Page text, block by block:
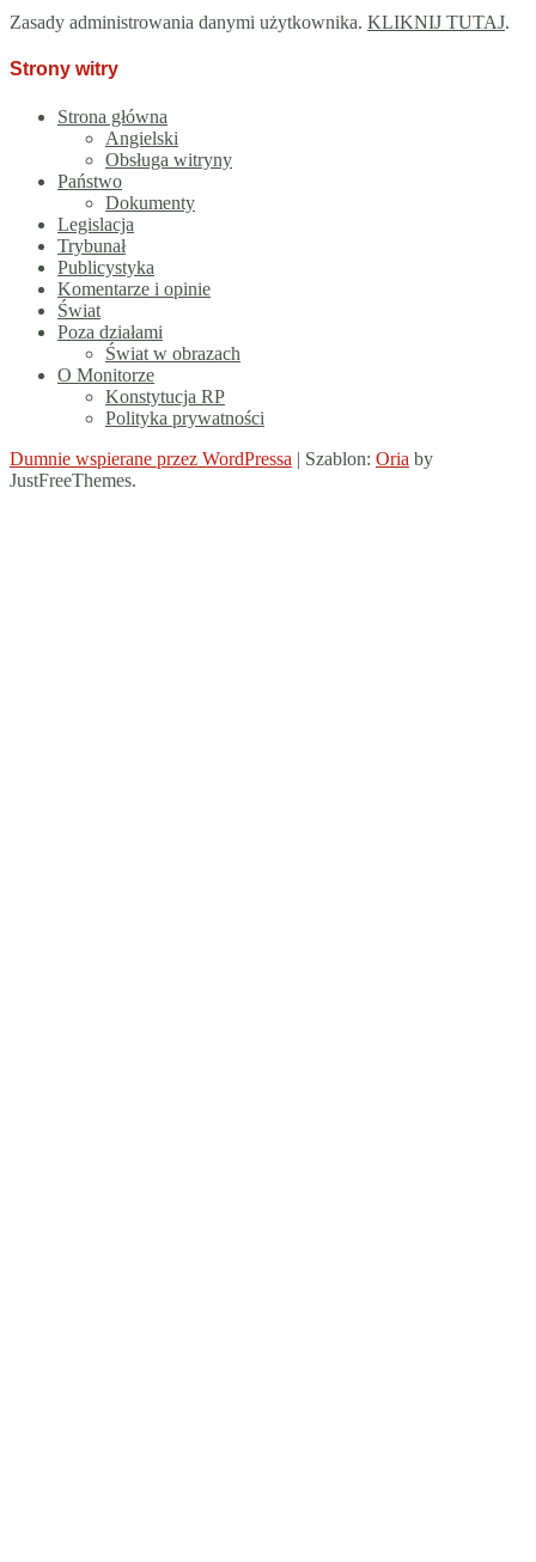
Zasady administrowania danymi użytkownika. KLIKNIJ TUTAJ.
Strony witry
Strona główna
Angielski
Obsługa witryny
Państwo
Dokumenty
Legislacja
Trybunał
Publicystyka
Komentarze i opinie
Świat
Poza działami
Świat w obrazach
O Monitorze
Konstytucja RP
Polityka prywatności
Dumnie wspierane przez WordPressa | Szablon: Oria by
JustFreeThemes.